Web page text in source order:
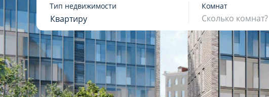
Тип недвижимости
Квартиру
Комнат
Сколько комнат?
1 2 3